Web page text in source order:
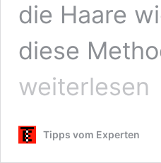
die Haare
diese
weiterlesen
Tipps vom Experten